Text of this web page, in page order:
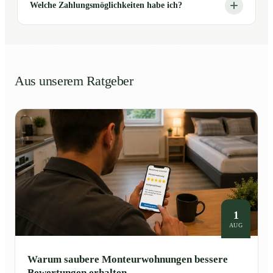
Welche Zahlungsmöglichkeiten habe ich?
Aus unserem Ratgeber
1
AUG
Warum saubere Monteurwohnungen bessere